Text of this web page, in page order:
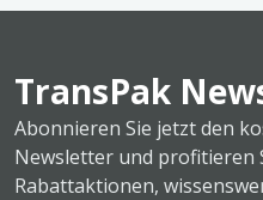
TransPak
Abonnieren Sie jetzt den
Newsletter und profitieren
Rabattaktionen,